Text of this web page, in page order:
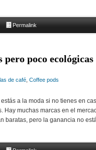
Permalink
pero poco ecológicas
de café Coffee pods
a la moda si no tienes en
Hay muchas marcas en el
baratas, pero la ganancia no